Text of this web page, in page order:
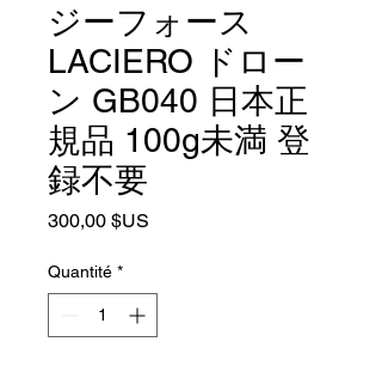
ジーフォース
LACIERO ドロー
ン GB040 日本正
規品 100g未満 登
録不要
300,00 $US
Quantité *